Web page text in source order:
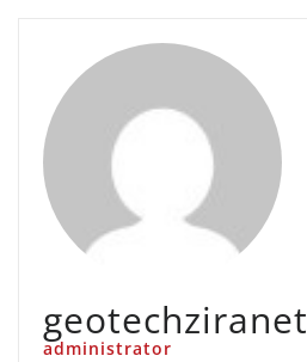
geotechziranet
administrator